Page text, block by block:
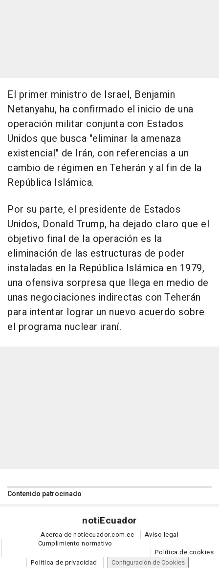
El primer ministro de Israel, Benjamin
Netanyahu, ha confirmado el inicio de una
operación militar conjunta con Estados
Unidos que busca "eliminar la amenaza
existencial" de Irán, con referencias a un
cambio de régimen en Teherán y al fin de la
República Islámica.
Por su parte, el presidente de Estados
Unidos, Donald Trump, ha dejado claro que el
objetivo final de la operación es la
eliminación de las estructuras de poder
instaladas en la República Islámica en 1979,
una ofensiva sorpresa que llega en medio de
unas negociaciones indirectas con Teherán
para intentar lograr un nuevo acuerdo sobre
el programa nuclear iraní.
Contenido patrocinado
notiEcuador
Acerca de notiecuador.com.ec
Aviso legal
Cumplimiento normativo
Política de cookies
Política de privacidad
Configuración de Cookies